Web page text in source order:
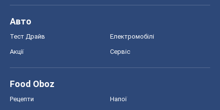
Авто
Тест Драйв Електромобілі
Акції Сервіс
Food Oboz
Рецепти Напої